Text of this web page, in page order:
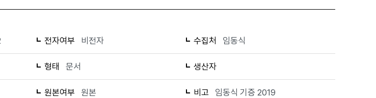
전자여부 비전자 수집처 임동식
형태 문서 생산자
원본여부 원본 비고 임동식 기증 2019